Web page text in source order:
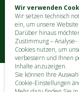
Wir verwenden
Wir setzen technisch
ein, um unsere
Darüber hinaus
Zustimmung –
Cookies nutzen, um
verbessern und Ihnen
Inhalte anzuzeigen.
Sie können Ihre
Cookie-Einstellungen
KONTAKT